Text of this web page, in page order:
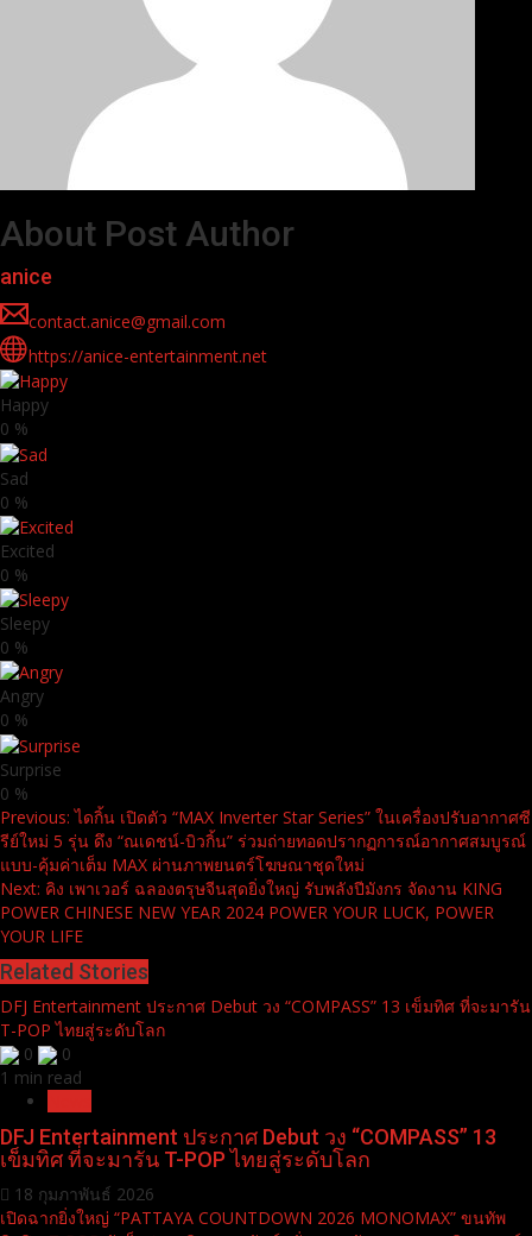
About Post Author
anice
contact.anice@gmail.com
https://anice-entertainment.net
Happy
0 %
Sad
0 %
Excited
0 %
Sleepy
0 %
Angry
0 %
Surprise
0 %
Continue
Reading
Previous: ไดกิ้น เปิดตัว “MAX Inverter Star Series” ในเครื่องปรับอากาศซี
รีย์ใหม่ 5 รุ่น ดึง “ณเดชน์-บิวกิ้น” ร่วมถ่ายทอดปรากฏการณ์อากาศสมบูรณ์
แบบ-คุ้มค่าเต็ม MAX ผ่านภาพยนตร์โฆษณาชุดใหม่
Next: คิง เพาเวอร์ ฉลองตรุษจีนสุดยิ่งใหญ่ รับพลังปีมังกร จัดงาน KING
POWER CHINESE NEW YEAR 2024 POWER YOUR LUCK, POWER
YOUR LIFE
Related Stories
DFJ Entertainment ประกาศ Debut วง “COMPASS” 13 เข็มทิศ ที่จะมารัน
T-POP ไทยสู่ระดับโลก
0
0
1 min read
DFJ Entertainment ประกาศ Debut วง “COMPASS” 13
เข็มทิศ ที่จะมารัน T-POP ไทยสู่ระดับโลก
18 กุมภาพันธ์ 2026
เปิดฉากยิ่งใหญ่ “PATTAYA COUNTDOWN 2026 MONOMAX” ขนทัพ